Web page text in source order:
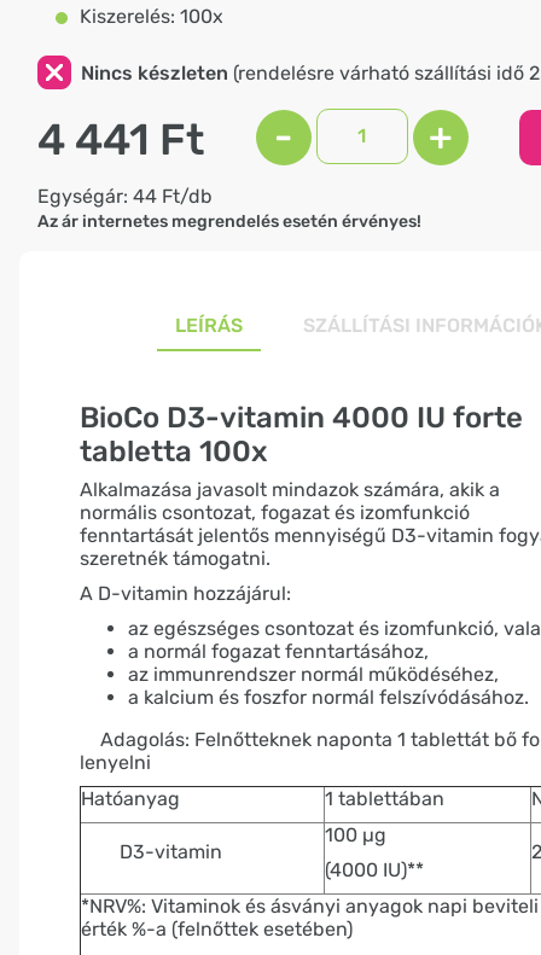
Kiszerelés: 100x
Nincs készleten (rendelésre várható szállítási idő
4 441 Ft - +
Egységár: 44 Ft/db
Az ár internetes megrendelés esetén érvényes!
LEÍRÁS SZÁLLÍTÁSI
BioCo D3-vitamin 4000 IU forte
tabletta 100x
Alkalmazása javasolt mindazok számára, akik a
normális csontozat, fogazat és izomfunkció
fenntartását jelentős mennyiségű D3-vitamin
szeretnék támogatni.
A D-vitamin hozzájárul:
az egészséges csontozat és izomfunkció,
a normál fogazat fenntartásához,
az immunrendszer normál működéséhez,
a kalcium és foszfor normál felszívódásához.
Adagolás: Felnőtteknek naponta 1 tablettát bő
lenyelni
Hatóanyag
1 tablettában
D3-vitamin
100 µg
(4000 IU)**
*NRV%: Vitaminok és ásványi anyagok napi
érték %-a (felnőttek esetében)